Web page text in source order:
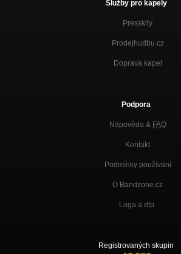
Služby pro kapely
Presskity
Prodejhudbu.cz
Doprava kapel
Podpora
Nápověda & FAQ
Kontakt
Podmínky používání
O Bandzone.cz
Loga a dtp.
Registrovaných skupin